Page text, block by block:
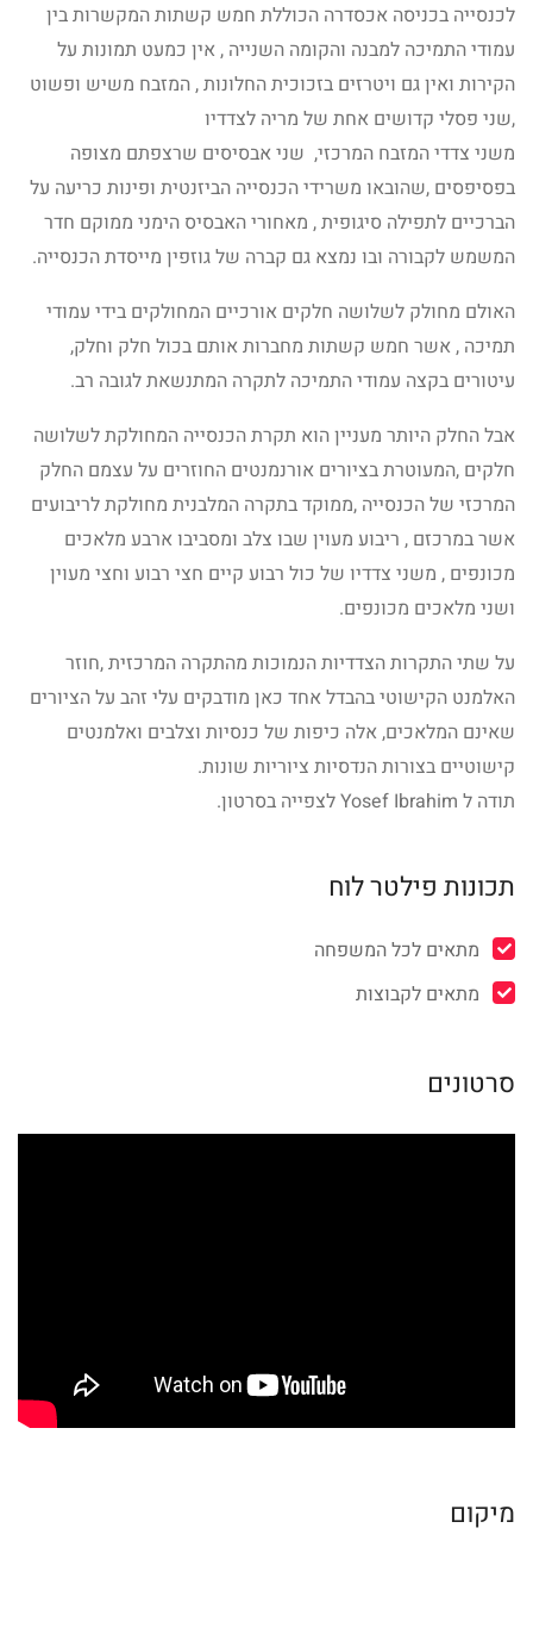
לכנסייה בכניסה אכסדרה הכוללת חמש קשתות המקשרות בין
עמודי התמיכה למבנה והקומה השנייה , אין כמעט תמונות על
הקירות ואין גם ויטרזים בזכוכית החלונות , המזבח משיש ופשוט
,שני פסלי קדושים אחת של מריה לצדדיו
משני צדדי המזבח המרכזי, שני אבסיסים שרצפתם מצופה
בפסיפסים ,שהובאו משרידי הכנסייה הביזנטית ופינות כריעה על
הברכיים לתפילה סיגופית , מאחורי האבסיס הימני ממוקם חדר
המשמש לקבורה ובו נמצא גם קברה של גוזפין מייסדת הכנסייה.
האולם מחולק לשלושה חלקים אורכיים המחולקים בידי עמודי
תמיכה , אשר חמש קשתות מחברות אותם בכול חלק וחלק,
עיטורים בקצה עמודי התמיכה לתקרה המתנשאת לגובה רב.
אבל החלק היותר מעניין הוא תקרת הכנסייה המחולקת לשלושה
חלקים ,המעוטרת בציורים אורנמנטים החוזרים על עצמם החלק
המרכזי של הכנסייה ,ממוקד בתקרה המלבנית מחולקת לריבועים
אשר במרכזם , ריבוע מעוין שבו צלב ומסביבו ארבע מלאכים
מכונפים , משני צדדיו של כול רבוע קיים חצי רבוע וחצי מעוין
ושני מלאכים מכונפים.
על שתי התקרות הצדדיות הנמוכות מהתקרה המרכזית ,חוזר
האלמנט הקישוטי בהבדל אחד כאן מודבקים עלי זהב על הציורים
שאינם המלאכים, אלה כיפות של כנסיות וצלבים ואלמנטים
קישוטיים בצורות הנדסיות ציוריות שונות.
תודה ל Yosef Ibrahim לצפייה בסרטון.
תכונות פילטר לוח
מתאים לכל המשפחה
מתאים לקבוצות
סרטונים
מיקום